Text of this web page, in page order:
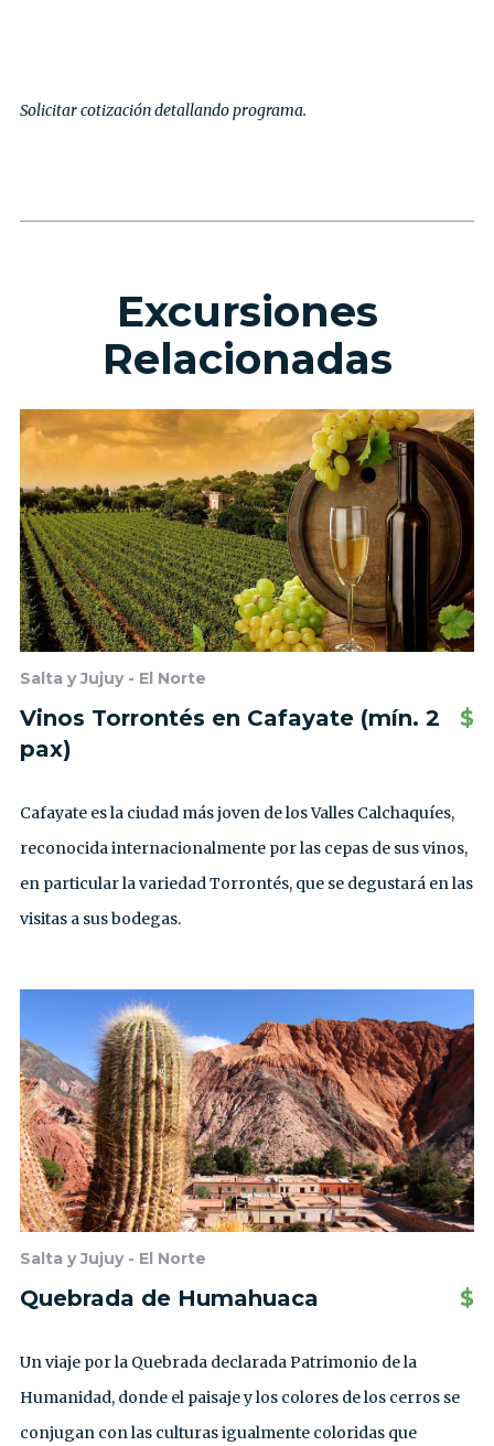
Solicitar cotización detallando programa.
Excursiones
Relacionadas
Salta y Jujuy - El Norte
Vinos Torrontés en Cafayate (mín. 2
pax)
$
Cafayate es la ciudad más joven de los Valles Calchaquíes,
reconocida internacionalmente por las cepas de sus vinos,
en particular la variedad Torrontés, que se degustará en las
visitas a sus bodegas.
Salta y Jujuy - El Norte
Quebrada de Humahuaca $
Un viaje por la Quebrada declarada Patrimonio de la
Humanidad, donde el paisaje y los colores de los cerros se
conjugan con las culturas igualmente coloridas que